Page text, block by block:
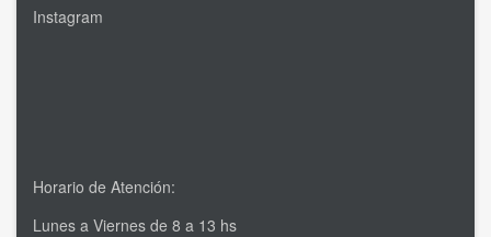
Instagram
Horario de Atención:
Lunes a Viernes de 8 a 13 hs